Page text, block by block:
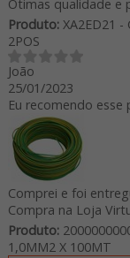
Ótimas qualidade e
Produto:XA2ED21 -
2POS
João
25/01/2023
Eu recomendo esse
Comprei e foi
Compra na Loja
Produto:
1,0MM2 X 100MT